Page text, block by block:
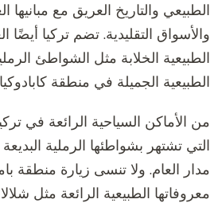
الطبيعي والتاريخ العريق مع مبانيها
والأسواق التقليدية. تضم تركيا أيضًا
الطبيعية الخلابة مثل الشواطئ
الطبيعية الجميلة في منطقة
من الأماكن السياحية الرائعة في
التي تشتهر بشواطئها الرملية
مدار العام. ولا تنسى زيارة منطقة
معروفاتها الطبيعية الرائعة مثل